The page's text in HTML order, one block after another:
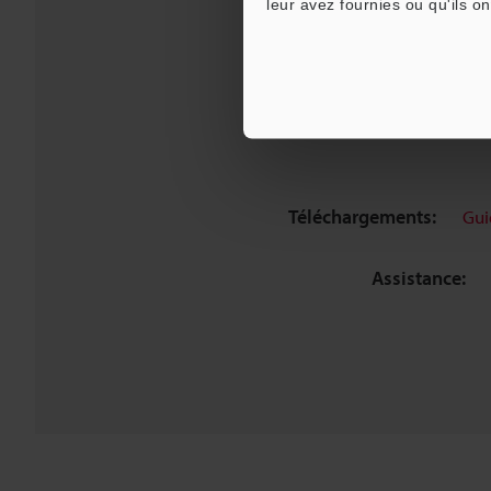
leur avez fournies ou qu'ils
Téléchargements:
Assistance: